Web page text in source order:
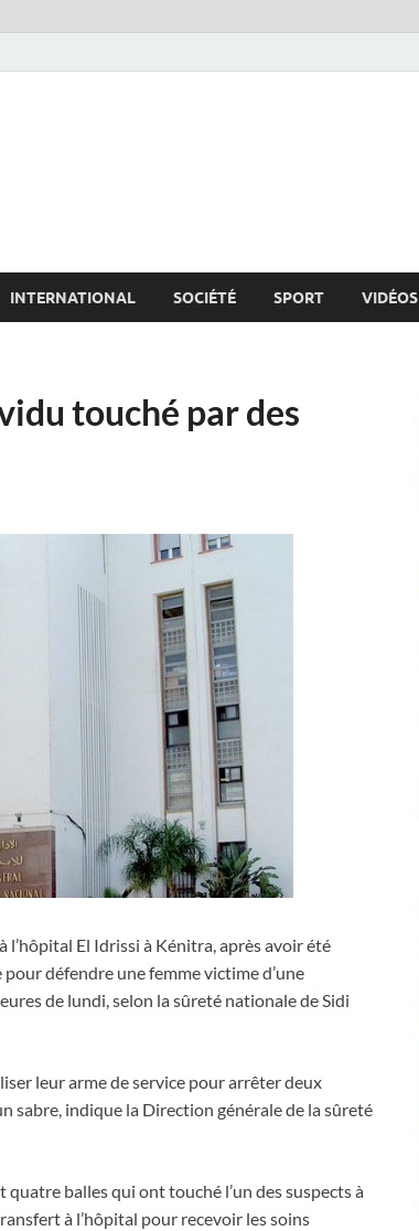
INTERNATIONAL SOCIÉTÉ SPORT VIDÉOS
touché par des
l’hôpital El Idrissi à Kénitra, après avoir été
défendre une femme victime d’une
de lundi, selon la sûreté nationale de Sidi
leur arme de service pour arrêter deux
sabre, indique la Direction générale de la sûreté
balles qui ont touché l’un des suspects à
à l’hôpital pour recevoir les soins